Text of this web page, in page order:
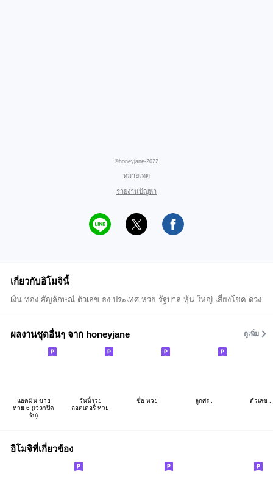
©honeyjane-2022
หมายเหตุ
รายงานปัญหา
เกี่ยวกับอิโมจินี้
เงิน ทอง สัญลักษณ์ ตัวเลข ธง ประเทศ หวย รัฐบาล หุ้น ใหญ่ เสี่ยงโชค ดวง
ผลงานชุดอื่นๆ จาก honeyjane ดูเพิ่ม
แอดมิน ขาย
หวย 6 (เวลาปิด
รับ)
วันนี้รวย
ลอตเตอรี่ หวย
ชื่อ หวย ลูกศร . ตัวเลข .
อิโมจิที่เกี่ยวข้อง